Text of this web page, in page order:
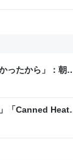
ったから」：朝
「Canned Heat
2026」での9年